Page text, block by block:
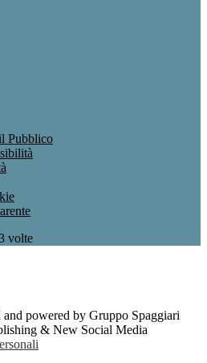
Pubblico
volte
powered by Gruppo Spaggiari
& New Social Media